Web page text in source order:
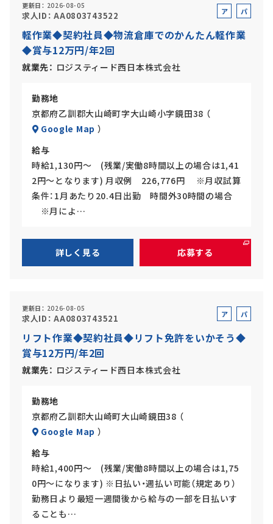
更新日 2026-08-05
求人ID AA0803743522
ア
バ
パ
ト
軽作業◆契約社員◆物流倉庫でのかんたん軽作業
◆賞与12万円/年2回
就業先 ロジスティード西日本株式会社
勤務地
京都府乙訓郡大山崎町字大山崎小字鏡田38 （
Google Map ）
給与
時給1,130円～ (残業/実働8時間以上の場合は1,41
2円～となります) 月収例 226,776円 ※月収試算
条件：1月あたり20.4日出勤 時間外30時間の場合
※月によ…
詳しく見る 応募する
更新日 2026-08-05
求人ID AA0803743521
ア
バ
パ
ト
リフト作業◆契約社員◆リフト免許をいかそう◆
賞与12万円/年2回
就業先 ロジスティード西日本株式会社
勤務地
京都府乙訓郡大山崎町大山崎鏡田38 （
Google Map ）
給与
時給1,400円～ (残業/実働8時間以上の場合は1,75
0円～になります) ※日払い・週払い可能（規定あり）
勤務日より最短一週間後から給与の一部を日払いす
ることも…